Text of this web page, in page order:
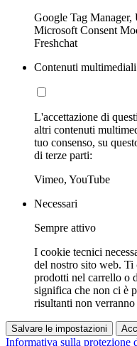
Google Tag
Microsoft Consent
Freshchat
Contenuti multimediali
L'accettazione di
altri contenuti
tuo consenso, su
di terze parti:
Vimeo, YouTube
Necessari
Sempre attivo
I cookie tecnici
del nostro sito web. Ti
prodotti nel carrello o
significa che non ci è
risultanti non verranno
Salvare le impostazioni
Informativa sulla protezione